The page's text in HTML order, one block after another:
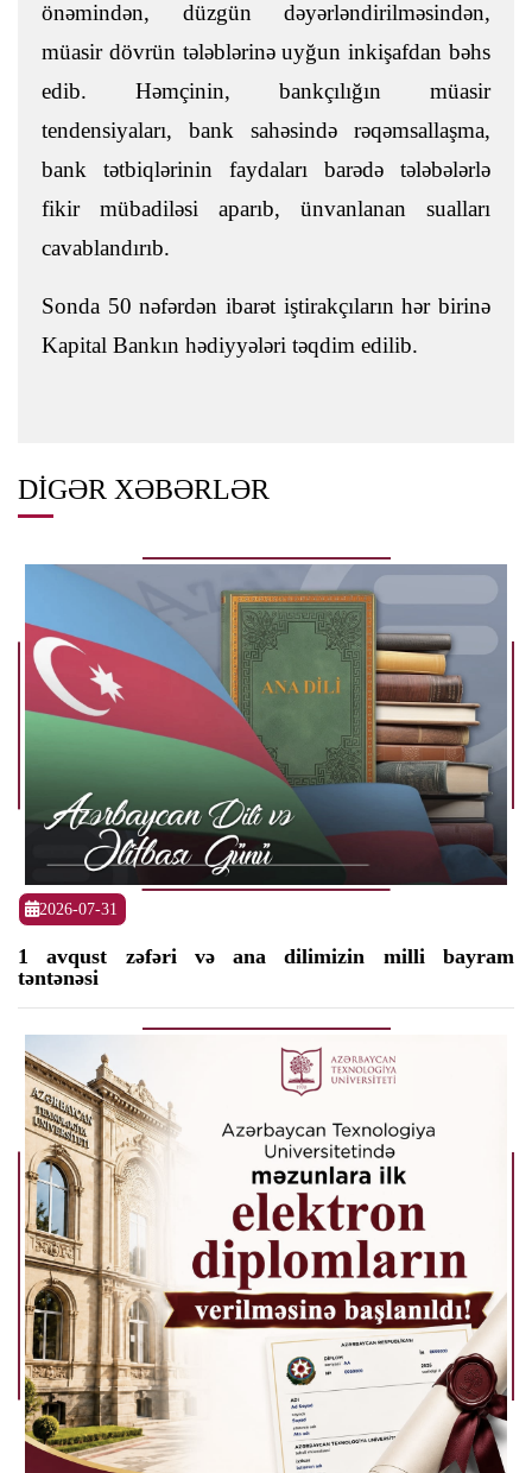
önəmindən, düzgün dəyərləndirilməsindən,
müasir dövrün tələblərinə uyğun inkişafdan bəhs
edib. Həmçinin, bankçılığın müasir
tendensiyaları, bank sahəsində rəqəmsallaşma,
bank tətbiqlərinin faydaları barədə tələbələrlə
fikir mübadiləsi aparıb, ünvanlanan sualları
cavablandırıb.
Sonda 50 nəfərdən ibarət iştirakçıların hər birinə
Kapital Bankın hədiyyələri təqdim edilib.
DIGƏR XƏBƏRLƏR
2026-07-31
1 avqust zəfəri və ana dilimizin milli bayram
təntənəsi